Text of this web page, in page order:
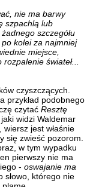
nie ma barwy
szpachlą lub
szczegółu
kolei za najmniej
miejsce,
świateł...
czyszczących.
przykład podobnego
czytać Resztę
widzi Waldemar
wiersz jest właśnie
się zwieść pozorom.
w tym wypadku
pierwszy nie ma
- oswajanie ma
słowo, którego nie